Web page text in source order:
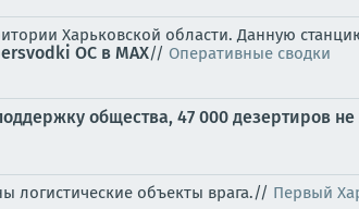
Харьковской области. Данную
ОС в MAX// Оперативные сводки
общества, 47 000 дезертиров
логистические объекты врага.// Первый